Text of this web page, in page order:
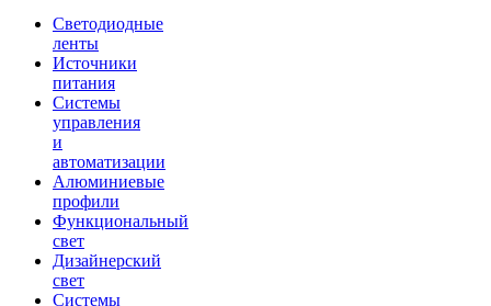
Светодиодные
ленты
Источники
питания
Системы
управления
и
автоматизации
Алюминиевые
профили
Функциональный
свет
Дизайнерский
свет
Системы